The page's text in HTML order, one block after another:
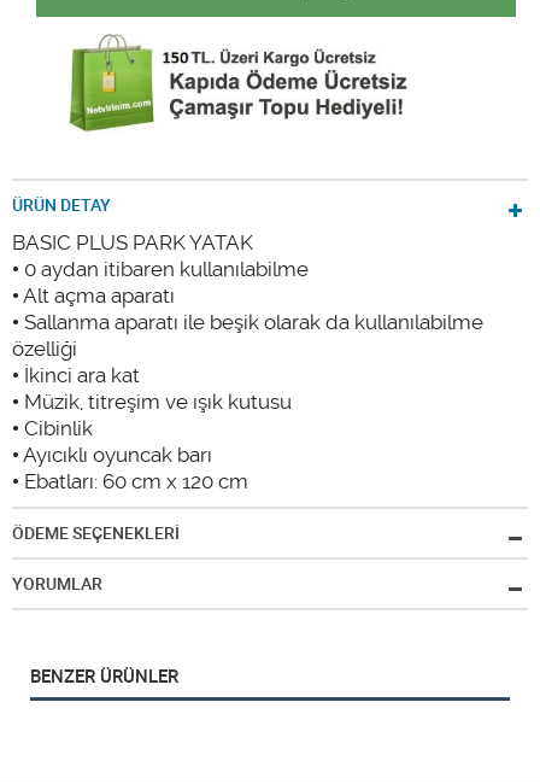
ÜRÜN DETAY
BASIC PLUS PARK YATAK
• 0 aydan itibaren kullanılabilme
• Alt açma aparatı
• Sallanma aparatı ile beşik olarak da kullanılabilme
özelliği
• İkinci ara kat
• Müzik, titreşim ve ışık kutusu
• Cibinlik
• Ayıcıklı oyuncak barı
• Ebatları: 60 cm x 120 cm
ÖDEME SEÇENEKLERİ
YORUMLAR
BENZER ÜRÜNLER